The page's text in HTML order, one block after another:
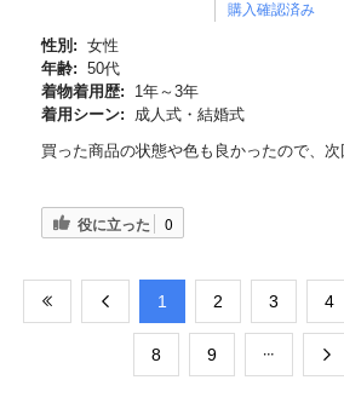
購入確認済み
性別: 女性
年齢: 50代
着物着用歴:
1年～3年
着用シーン:
成人式・結婚式
買った商品の状態や色も良かったので、
役に立った 0
​1 ​2 ​3 ​4
​8 ​9